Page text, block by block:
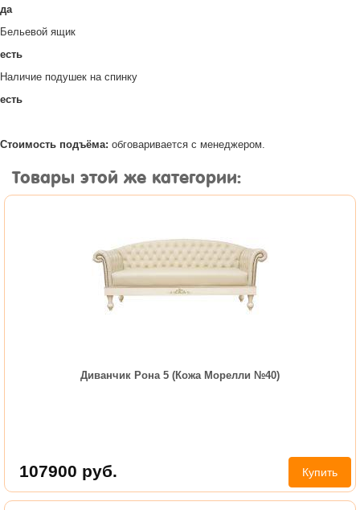
да
Бельевой ящик
есть
Наличие подушек на спинку
есть
Стоимость подъёма: обговаривается с менеджером.
Товары этой же категории:
Диванчик Рона 5 (Кожа Морелли №40)
107900 руб. Купить